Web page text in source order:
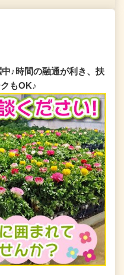
♪時間の融通が利き、扶
もOK♪